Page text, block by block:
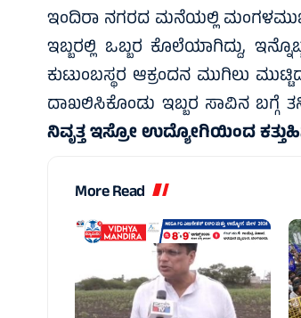
ಇಂದಿರಾ ನಗರದ ಮನೆಯಲ್ಲಿ ಮಂಗಳಮುಖಿ
ಇಬ್ಬರಲ್ಲಿ ಒಬ್ಬರ ಕೊಲೆಯಾಗಿದ್ದು,
ಕುಟುಂಬಸ್ಥರ ಆಕ್ರಂದನ‌ ಮುಗಿಲು
ದಾಖಲಿಸಿಕೊಂಡು ಇಬ್ಬರ ಸಾವಿನ ಬಗ್ಗೆ
ನಿವೃತ್ತ ಇಸ್ರೋ ಉದ್ಯೋಗಿಯಿಂದ
More Read